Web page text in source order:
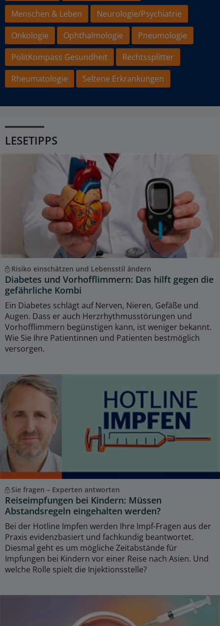
Menschen & Leben
Neurologie/Psychiatrie
Onkologie
Ophthalmologie
Pneumologie
PolitKompass Gesundheit
Rechtssplitter
Rheumatologie
Seltene Erkrankungen
LESETIPPS
Risiko einschätzen und Lebensstil ändern
Diabetes und Vorhofflimmern: Das hilft gegen die
gefährliche Kombi
Ein Diabetes schlägt auf Nerven, Nieren, Gefäße und
Augen. Dass er auch Herzrhythmusstörungen und
Vorhofflimmern begünstigen kann, ist weniger bekannt.
Wie Sie Ihre Patientinnen und Patienten bestmöglich
versorgen.
Sie fragen – Experten antworten
Reiseimpfungen bei Kindern: Müssen
Abstandsregeln eingehalten werden?
Bei der Hotline Impfen werden Ihre Impf-Fragen aus der
Praxis evidenzbasiert und fachkundig beantwortet.
Diesmal geht es um mögliche Zeitabstände für
Impfungen bei Kindern vor einer Reise nach Asien. Und
welche Rolle spielt die Injektionsstelle?